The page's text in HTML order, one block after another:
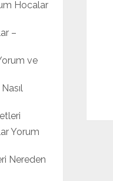
Hocalar
–
ve
Yorum
Nereden